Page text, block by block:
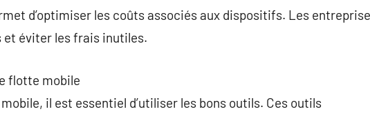
d’optimiser les coûts associés aux dispositifs. Les
et éviter les frais inutiles.
flotte mobile
il est essentiel d’utiliser les bons outils. Ces outils